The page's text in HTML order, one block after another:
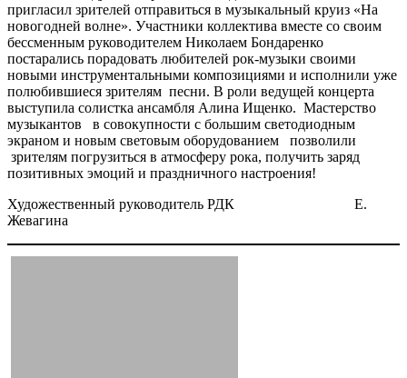
пригласил зрителей отправиться в музыкальный круиз «На
новогодней волне». Участники коллектива вместе со своим
бессменным руководителем Николаем Бондаренко
постарались порадовать любителей рок-музыки своими
новыми инструментальными композициями и исполнили уже
полюбившиеся зрителям песни. В роли ведущей концерта
выступила солистка ансамбля Алина Ищенко. Мастерство
музыкантов в совокупности с большим светодиодным
экраном и новым световым оборудованием позволили
зрителям погрузиться в атмосферу рока, получить заряд
позитивных эмоций и праздничного настроения!
Художественный руководитель РДК Е.
Жевагина